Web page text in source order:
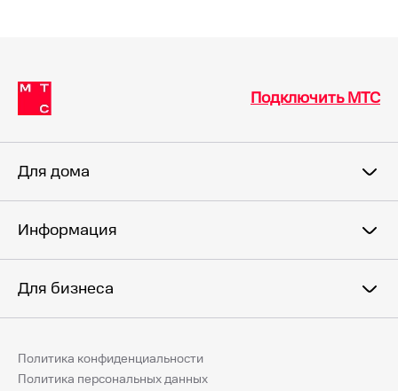
Подключить МТС
Для дома
Информация
Для бизнеса
Политика конфиденциальности
Политика персональных данных